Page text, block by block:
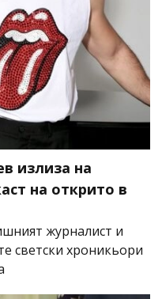
излиза на
на открито в
журналист и
светски хроникьори